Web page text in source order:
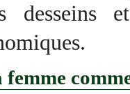
desseins
femme